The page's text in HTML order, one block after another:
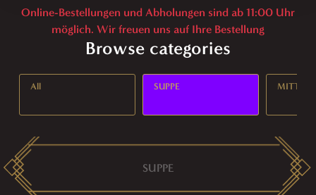
Online-Bestellungen und Abholungen sind ab 11:00 Uhr
möglich. Wir freuen uns auf Ihre Bestellung
Browse categories
All SUPPE
SUPPE